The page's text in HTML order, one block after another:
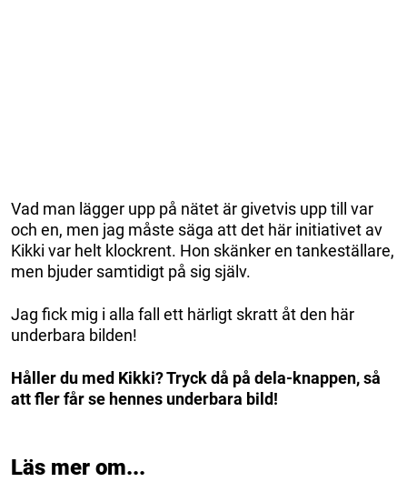
Vad man lägger upp på nätet är givetvis upp till var
och en, men jag måste säga att det här initiativet av
Kikki var helt klockrent. Hon skänker en tankeställare,
men bjuder samtidigt på sig själv.
Jag fick mig i alla fall ett härligt skratt åt den här
underbara bilden!
Håller du med Kikki? Tryck då på dela-knappen, så
att fler får se hennes underbara bild!
Läs mer om...